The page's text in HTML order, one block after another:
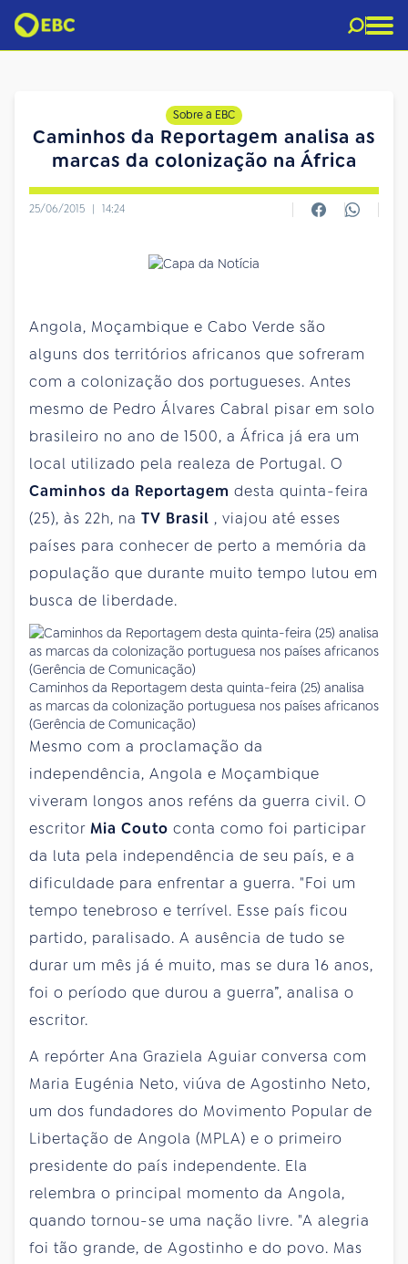
Sobre a EBC
Caminhos da Reportagem analisa as
marcas da colonização na África
25/06/2015 | 14:24
Angola, Moçambique e Cabo Verde são
alguns dos territórios africanos que sofreram
com a colonização dos portugueses. Antes
mesmo de Pedro Álvares Cabral pisar em solo
brasileiro no ano de 1500, a África já era um
local utilizado pela realeza de Portugal. O
Caminhos da Reportagem desta quinta-feira
(25), às 22h, na TV Brasil , viajou até esses
países para conhecer de perto a memória da
população que durante muito tempo lutou em
busca de liberdade.
Caminhos da Reportagem desta quinta-feira (25) analisa
as marcas da colonização portuguesa nos países africanos
(Gerência de Comunicação)
Mesmo com a proclamação da
independência, Angola e Moçambique
viveram longos anos reféns da guerra civil. O
escritor Mia Couto conta como foi participar
da luta pela independência de seu país, e a
dificuldade para enfrentar a guerra. "Foi um
tempo tenebroso e terrível. Esse país ficou
partido, paralisado. A ausência de tudo se
durar um mês já é muito, mas se dura 16 anos,
foi o período que durou a guerra”, analisa o
escritor.
A repórter Ana Graziela Aguiar conversa com
Maria Eugénia Neto, viúva de Agostinho Neto,
um dos fundadores do Movimento Popular de
Libertação de Angola (MPLA) e o primeiro
presidente do país independente. Ela
relembra o principal momento da Angola,
quando tornou-se uma nação livre. "A alegria
foi tão grande, de Agostinho e do povo. Mas